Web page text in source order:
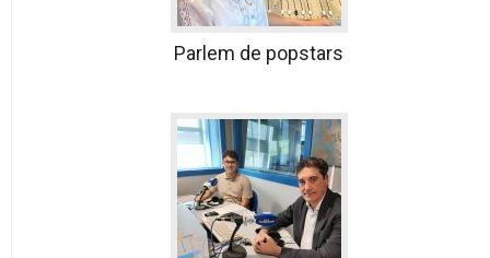
Parlem de popstars